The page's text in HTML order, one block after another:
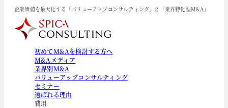
企業価値を最大化する「バリューアップコンサルティング」と「業界特化型M&A」
初めてM&Aを検討する方へ
M&Aメディア
業界別M&A
バリューアップコンサルティング
セミナー
選ばれる理由
費用